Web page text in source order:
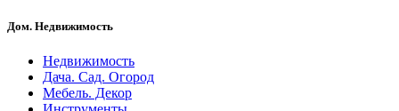
Дом. Недвижимость
Недвижимость
Дача. Сад. Огород
Мебель. Декор